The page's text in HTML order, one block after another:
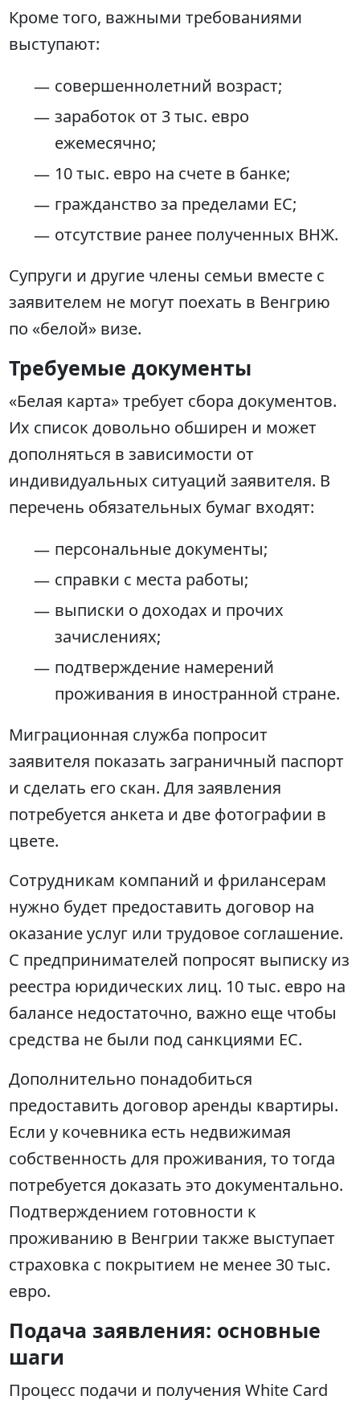
Кроме того, важными требованиями
выступают:
совершеннолетний возраст;
заработок от 3 тыс. евро
ежемесячно;
10 тыс. евро на счете в банке;
гражданство за пределами ЕС;
отсутствие ранее полученных ВНЖ.
Супруги и другие члены семьи вместе с
заявителем не могут поехать в Венгрию
по «белой» визе.
Требуемые документы
«Белая карта» требует сбора документов.
Их список довольно обширен и может
дополняться в зависимости от
индивидуальных ситуаций заявителя. В
перечень обязательных бумаг входят:
персональные документы;
справки с места работы;
выписки о доходах и прочих
зачислениях;
подтверждение намерений
проживания в иностранной стране.
Миграционная служба попросит
заявителя показать заграничный паспорт
и сделать его скан. Для заявления
потребуется анкета и две фотографии в
цвете.
Сотрудникам компаний и фрилансерам
нужно будет предоставить договор на
оказание услуг или трудовое соглашение.
С предпринимателей попросят выписку из
реестра юридических лиц. 10 тыс. евро на
балансе недостаточно, важно еще чтобы
средства не были под санкциями ЕС.
Дополнительно понадобиться
предоставить договор аренды квартиры.
Если у кочевника есть недвижимая
собственность для проживания, то тогда
потребуется доказать это документально.
Подтверждением готовности к
проживанию в Венгрии также выступает
страховка с покрытием не менее 30 тыс.
евро.
Подача заявления: основные
шаги
Процесс подачи и получения White Card